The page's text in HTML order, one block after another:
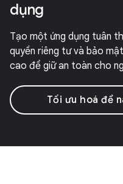
dụng
Tạo một ứng dụng tuân
quyền riêng tư và bảo
cao để giữ an toàn cho
Tối ưu hoá để